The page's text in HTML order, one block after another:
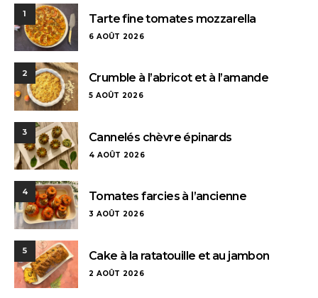
1 Tarte fine tomates mozzarella
6 AOÛT 2026
2 Crumble à l’abricot et à l’amande
5 AOÛT 2026
3 Cannelés chèvre épinards
4 AOÛT 2026
4 Tomates farcies à l’ancienne
3 AOÛT 2026
5 Cake à la ratatouille et au jambon
2 AOÛT 2026